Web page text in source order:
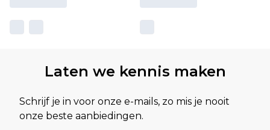
Laten we kennis maken
Schrijf je in voor onze e-mails, zo mis je nooit
onze beste aanbiedingen.